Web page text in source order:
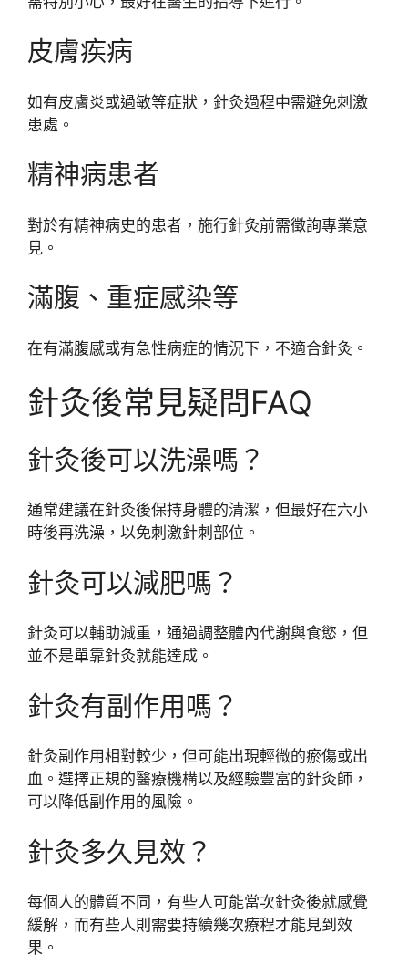
皮膚疾病
如有皮膚炎或過敏等症狀，針灸過程中需避免刺激
患處。
精神病患者
對於有精神病史的患者，施行針灸前需徵詢專業意
見。
滿腹、重症感染等
在有滿腹感或有急性病症的情況下，不適合針灸。
針灸後常見疑問FAQ
針灸後可以洗澡嗎？
通常建議在針灸後保持身體的清潔，但最好在六小
時後再洗澡，以免刺激針刺部位。
針灸可以減肥嗎？
針灸可以輔助減重，通過調整體內代謝與食慾，但
並不是單靠針灸就能達成。
針灸有副作用嗎？
針灸副作用相對較少，但可能出現輕微的瘀傷或出
血。選擇正規的醫療機構以及經驗豐富的針灸師，
可以降低副作用的風險。
針灸多久見效？
每個人的體質不同，有些人可能當次針灸後就感覺
緩解，而有些人則需要持續幾次療程才能見到效
果。